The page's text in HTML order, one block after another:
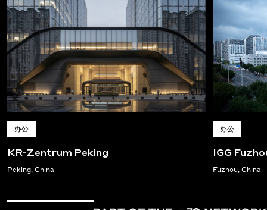
办公
KR-Zentrum Peking
Peking, China
办公
IGG
Fuzhou, China